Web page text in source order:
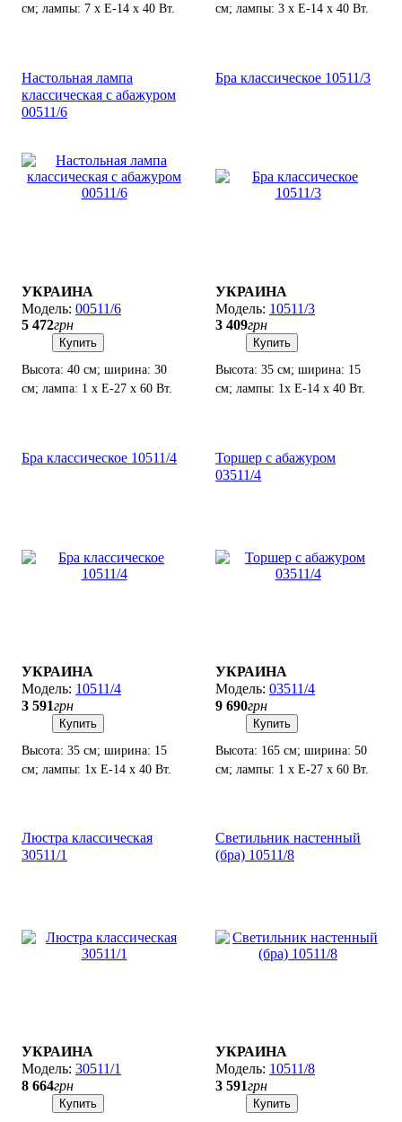
см; лампы: 7 х Е-14 х 40 Вт.
см; лампы: 3 х Е-14 х 40 Вт.
Настольная лампа
классическая с абажуром
00511/6
УКРАИНА
00511/6
5 472грн
Купить
Высота: 40 см; ширина: 30
см; лампа: 1 х Е-27 х 60 Вт.
Бра классическое 10511/3
УКРАИНА
10511/3
3 409грн
Купить
Высота: 35 см; ширина: 15
см; лампы: 1х Е-14 х 40 Вт.
Бра классическое 10511/4
УКРАИНА
10511/4
3 591грн
Купить
Высота: 35 см; ширина: 15
см; лампы: 1х Е-14 х 40 Вт.
Торшер с абажуром
03511/4
УКРАИНА
03511/4
9 690грн
Купить
Высота: 165 см; ширина: 50
см; лампы: 1 х Е-27 х 60 Вт.
Люстра классическая
30511/1
УКРАИНА
30511/1
8 664грн
Купить
Светильник настенный
(бра) 10511/8
УКРАИНА
10511/8
3 591грн
Купить